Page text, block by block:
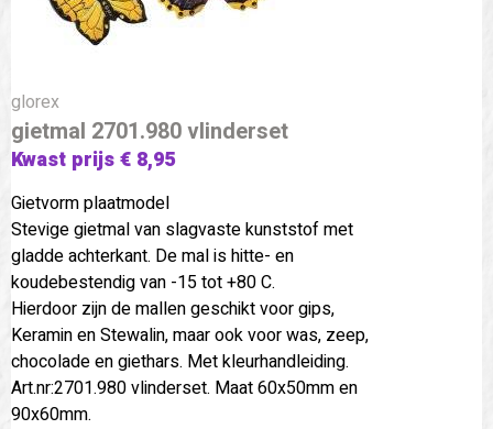
glorex
gietmal 2701.980 vlinderset
Kwast prijs € 8,95
Gietvorm plaatmodel
Stevige gietmal van slagvaste kunststof met
gladde achterkant. De mal is hitte- en
koudebestendig van -15 tot +80 C.
Hierdoor zijn de mallen geschikt voor gips,
Keramin en Stewalin, maar ook voor was, zeep,
chocolade en giethars. Met kleurhandleiding.
Art.nr:2701.980 vlinderset. Maat 60x50mm en
90x60mm.